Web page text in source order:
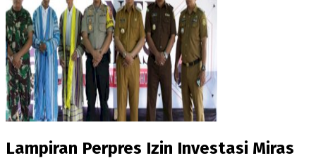
Lampiran Perpres Izin Investasi Miras